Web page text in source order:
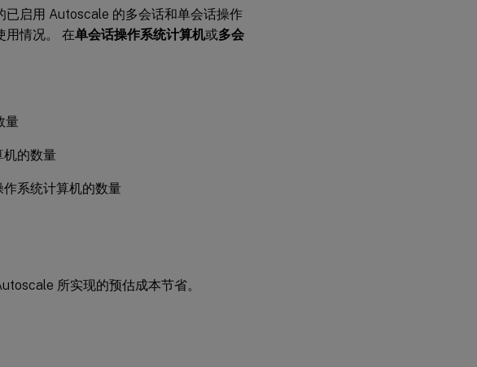
启用 Autoscale 的多会话和单会话操作
用情况。 在单会话操作系统计算机或多会
量
机的数量
系统计算机的数量
所实现的预估成本节省。